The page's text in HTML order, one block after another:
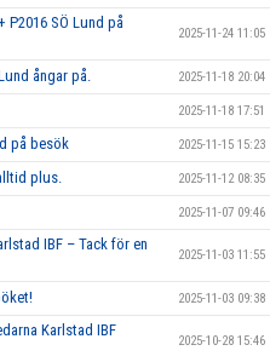
P2016 SÖ Lund på
2025-11-24 11:05
ångar på. 2025-11-18 20:04
2025-11-18 17:51
på besök 2025-11-15 15:23
plus. 2025-11-12 08:35
2025-11-07 09:46
IBF – Tack för en
2025-11-03 11:55
2025-11-03 09:38
Karlstad IBF
2025-10-28 15:46